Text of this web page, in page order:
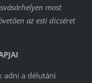
most
az esti dicséret
adni a délutáni